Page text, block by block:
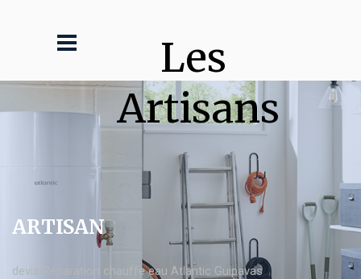
Les
Artisans
ARTISAN
devis Réparation chauffe eau Atlantic Guipavas